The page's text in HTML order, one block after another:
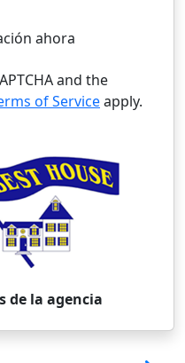
ahora
and the
of Serviceapply.
de la agencia